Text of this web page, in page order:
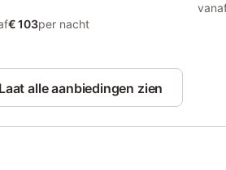
€ 103per nacht
Laat alle aanbiedingen zien